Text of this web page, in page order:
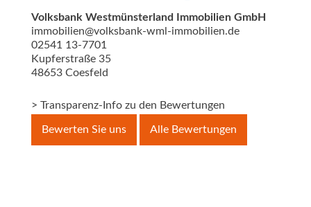
Volksbank Westmünsterland Immobilien GmbH
immobilien@volksbank-wml-immobilien.de
02541 13-7701
Kupferstraße 35
48653 Coesfeld
> Transparenz-Info zu den Bewertungen
Bewerten Sie uns Alle Bewertungen